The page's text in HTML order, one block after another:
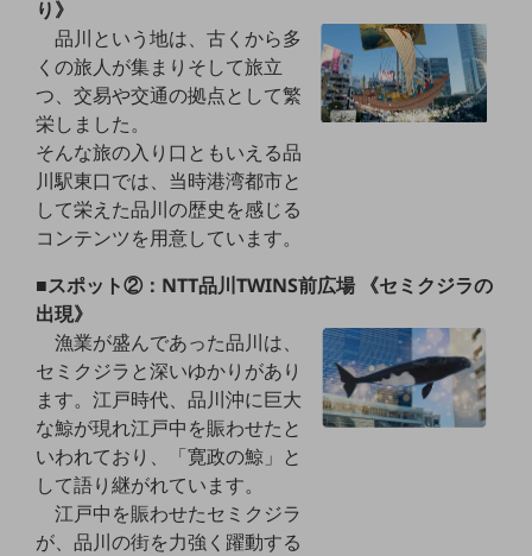
ビジネスお役立ち情報
旬な話題やお役立ち資料などDXの課題を
解決するヒントをお届けする記事サイト
新着記事
お役立ち資料ダウンロード
トレンド記事特集
IT用語集
中堅中小企業向け
サービス・ソリューション
課題やニーズに合ったサービスをご紹介し、
中堅中小企業のビジネスをサポート！
お悩みから見つける
お悩みから見つけるTOP
ネットワーク
モバイル・音声
バックオフィス
リモート・ハイブリッドワーク
セキュリティ
り》
品川という地は、古くから多
くの旅人が集まりそして旅立
つ、交易や交通の拠点として繁
栄しました。
そんな旅の入り口ともいえる品
川駅東口では、当時港湾都市と
して栄えた品川の歴史を感じる
コンテンツを用意しています。
■スポット②：NTT品川TWINS前広場 《セミクジラの
出現》
漁業が盛んであった品川は、
セミクジラと深いゆかりがあり
ます。江戸時代、品川沖に巨大
な鯨が現れ江戸中を賑わせたと
いわれており、「寛政の鯨」と
して語り継がれています。
江戸中を賑わせたセミクジラ
が、品川の街を力強く躍動する